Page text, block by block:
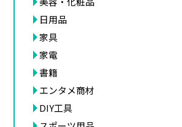
日用品
家具
家電
書籍
エンタメ商材
DIY工具